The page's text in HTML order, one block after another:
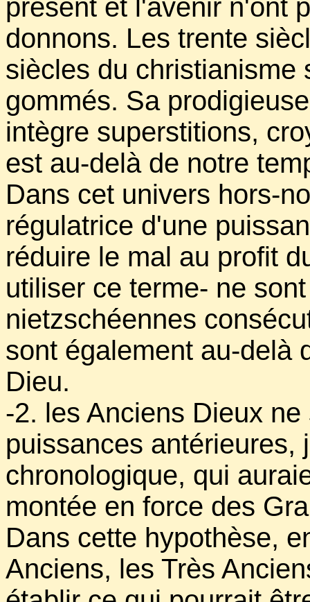
présent et l'avenir n'ont
donnons. Les trente
siècles du christianisme
gommés. Sa
intègre superstitions,
est au-delà de notre
Dans cet univers hors-
régulatrice d'une
réduire le mal au profit
utiliser ce terme- ne
nietzschéennes
sont également au-delà
Dieu.
-2. les Anciens Dieux
puissances antérieures,
chronologique, qui
montée en force des
Dans cette hypothèse,
Anciens, les Très